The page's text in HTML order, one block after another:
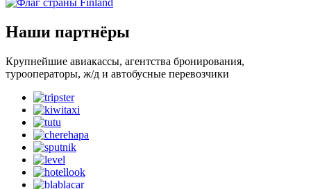
Наши партнёры
Крупнейшие авиакассы, агентства бронирования,
турооператоры, ж/д и автобусные перевозчики